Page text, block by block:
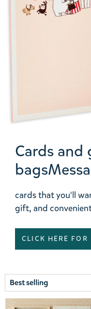
Cards
cards that you'll
gift, and
CLICK HERE FOR